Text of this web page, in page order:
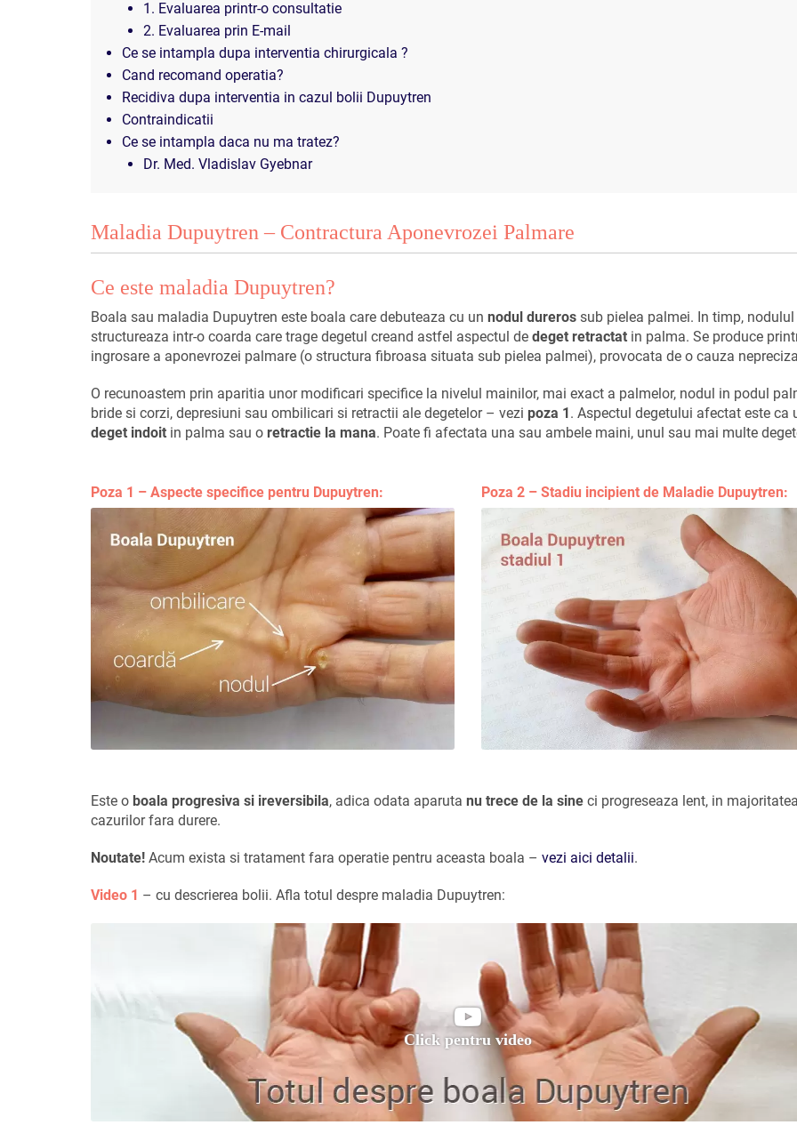
1. Evaluarea printr-o consultatie
2. Evaluarea prin E-mail
Ce se intampla dupa interventia chirurgicala ?
Cand recomand operatia?
Recidiva dupa interventia in cazul bolii Dupuytren
Contraindicatii
Ce se intampla daca nu ma tratez?
Dr. Med. Vladislav Gyebnar
Maladia Dupuytren – Contractura Aponevrozei Palmare
Ce este maladia Dupuytren?
Boala sau maladia Dupuytren este boala care debuteaza cu un nodul dureros sub pielea palmei. In timp, nodulul
structureaza intr-o coarda care trage degetul creand astfel aspectul de deget retractat in palma. Se produce
ingrosare a aponevrozei palmare (o structura fibroasa situata sub pielea palmei), provocata de o cauza
O recunoastem prin aparitia unor modificari specifice la nivelul mainilor, mai exact a palmelor, nodul in podul
bride si corzi, depresiuni sau ombilicari si retractii ale degetelor – vezi poza 1. Aspectul degetului afectat este ca
deget indoit in palma sau o retractie la mana. Poate fi afectata una sau ambele maini, unul sau mai multe
Poza 1 – Aspecte specifice pentru Dupuytren: Poza 2 – Stadiu incipient de Maladie Dupuytren:
Este o boala progresiva si ireversibila, adica odata aparuta nu trece de la sine ci progreseaza lent, in
cazurilor fara durere.
Noutate! Acum exista si tratament fara operatie pentru aceasta boala – vezi aici detalii.
Video 1 – cu descrierea bolii. Afla totul despre maladia Dupuytren:
Click pentru video